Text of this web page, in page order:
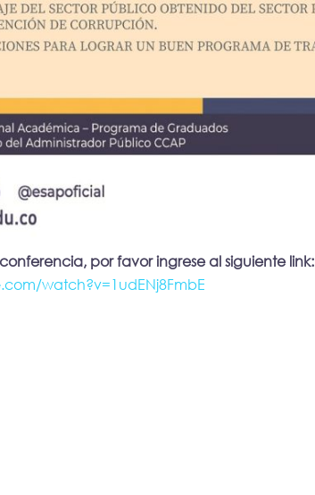
por favor ingrese al siguiente link:
watch?v=1udENj8FmbE